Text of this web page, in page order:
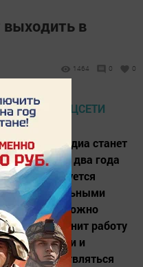
в
1464 0 0
медиа станет
лет. Через два года
потребуется
социальными
сложно
усложнит работу
сетями и
осуществляться